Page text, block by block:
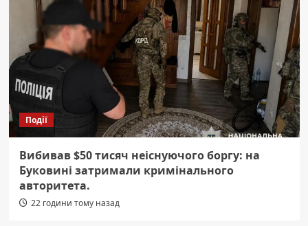
Події
Вибивав $50 тисяч неіснуючого боргу: на
Буковині затримали кримінального
авторитета.
22 години тому назад